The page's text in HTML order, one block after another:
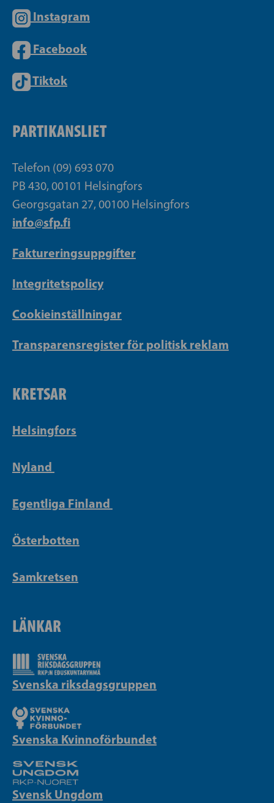
Instagram
Facebook
Tiktok
PARTIKANSLIET
Telefon (09) 693 070
PB 430, 00101 Helsingfors
Georgsgatan 27, 00100 Helsingfors
info@sfp.fi
Faktureringsuppgifter
Integritetspolicy
Cookieinställningar
Transparensregister för politisk reklam
KRETSAR
Helsingfors
Nyland
Egentliga Finland
Österbotten
Samkretsen
LÄNKAR
Svenska riksdagsgruppen
Svenska Kvinnoförbundet
Svensk Ungdom